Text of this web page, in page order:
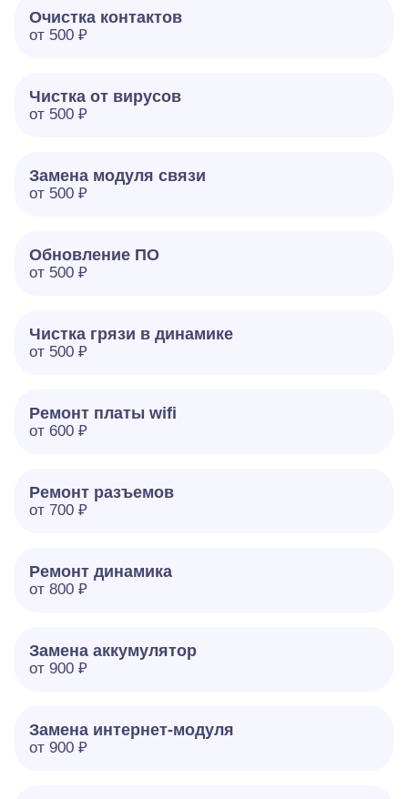
Очистка контактов
от 500 ₽
Чистка от вирусов
от 500 ₽
Замена модуля связи
от 500 ₽
Обновление ПО
от 500 ₽
Чистка грязи в динамике
от 500 ₽
Ремонт платы wifi
от 600 ₽
Ремонт разъемов
от 700 ₽
Ремонт динамика
от 800 ₽
Замена аккумулятор
от 900 ₽
Замена интернет-модуля
от 900 ₽